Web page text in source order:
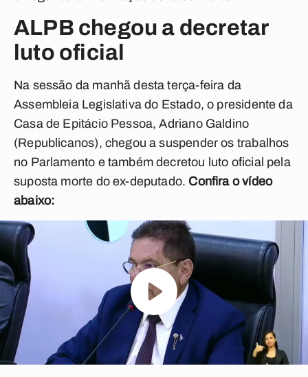
ALPB chegou a decretar
luto oficial
Na sessão da manhã desta terça-feira da
Assembleia Legislativa do Estado, o presidente da
Casa de Epitácio Pessoa, Adriano Galdino
(Republicanos), chegou a suspender os trabalhos
no Parlamento e também decretou luto oficial pela
suposta morte do ex-deputado. Confira o vídeo
abaixo: